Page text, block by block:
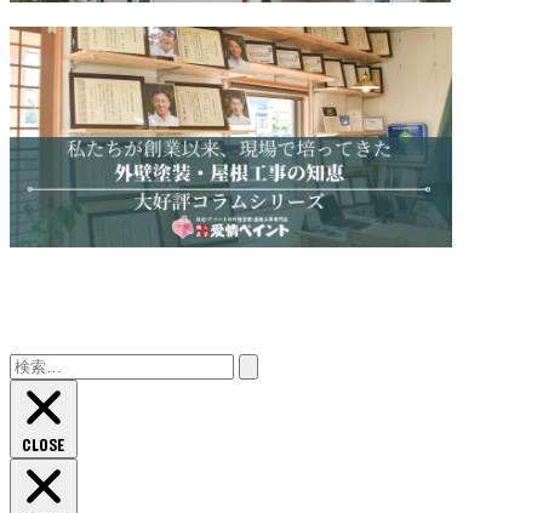
検
索:
CLOSE